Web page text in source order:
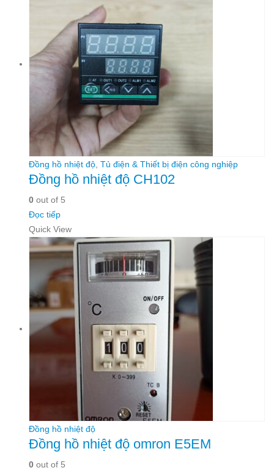
Đồng hồ nhiệt độ Tủ điện & Thiết bị điện công nghiệp
Đồng hồ nhiệt độ CH102
0 out of 5
Đọc tiếp
Quick View
Đồng hồ nhiệt độ
Đồng hồ nhiệt độ omron E5EM
0 out of 5